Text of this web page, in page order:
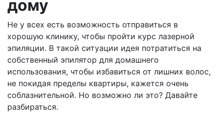
дому
Не у всех есть возможность отправиться в
хорошую клинику, чтобы пройти курс лазерной
эпиляции. В такой ситуации идея потратиться на
собственный эпилятор для домашнего
использования, чтобы избавиться от лишних волос,
не покидая пределы квартиры, кажется очень
соблазнительной. Но возможно ли это? Давайте
разбираться.